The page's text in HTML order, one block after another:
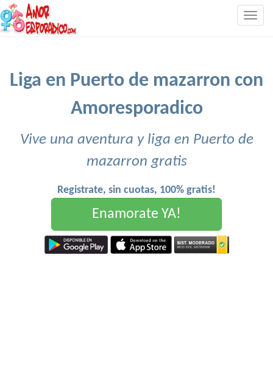
Liga en Puerto de mazarron con
Amoresporadico
Vive una aventura y liga en Puerto de
mazarron gratis
Registrate, sin cuotas, 100% gratis!
Enamorate YA!